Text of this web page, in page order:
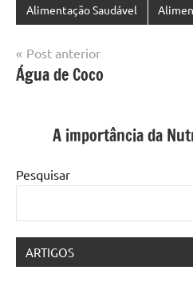
Alimentação Saudável
Navegação
de
Post anterior
Água de Coco
A importância da
Pesquisar
ARTIGOS